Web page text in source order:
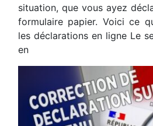
situation, que vous ayez
formulaire papier. Voici ce
les déclarations en ligne Le
en